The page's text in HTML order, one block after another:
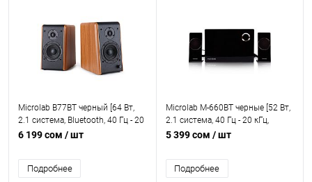
Microlab B77BT черный [64 Вт,
2.1 система, Bluetooth, 40 Гц - 20
кГц] (RCA вход, AUX вход, USB,
встроенный усилитель,
регулятор громкости и тембра]
6 199 сом / шт
Подробнее
Microlab M-660BT черные [52 Вт,
2.1 система, 40 Гц - 20 кГц,
Bluetooth 5.0, RCA вход, AUX
5 399 сом / шт
Подробнее